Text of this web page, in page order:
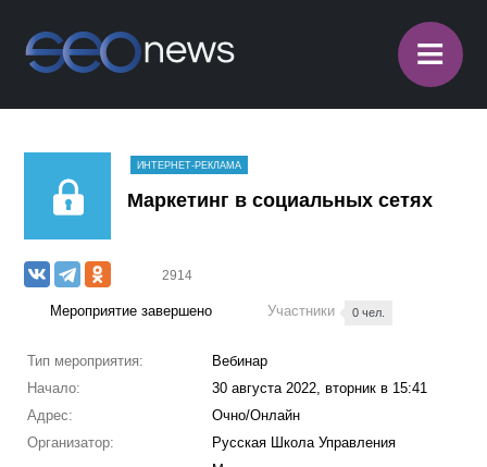
≡
ИНТЕРНЕТ-РЕКЛАМА
Маркетинг в социальных сетях
2914
Мероприятие завершено Участники 0 чел.
Тип мероприятия:
Вебинар
Начало:
30 августа 2022, вторник в 15:41
Адрес:
Очно/Онлайн
Организатор:
Русская Школа Управления